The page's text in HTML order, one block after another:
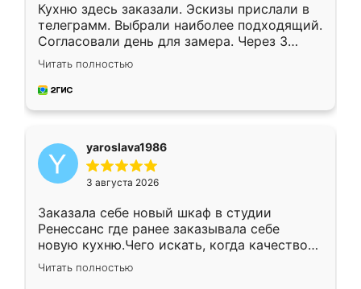
Кухню здесь заказали. Эскизы прислали в
телеграмм. Выбрали наиболее подходящий.
Согласовали день для замера. Через 3
недели кухня была уже готова. Остались
довольны работой. Спасибо Ренессанс
мебель за качественную работу!
Читать полностью
yaroslava1986
3 августа 2026
Заказала себе новый шкаф в студии
Ренессанс где ранее заказывала себе
новую кухню.Чего искать, когда качеством
вполне довольна. Служит кухня уже почти
два года, нареканий нет.
Читать полностью